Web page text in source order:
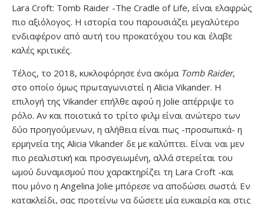
Lara Croft: Tomb Raider -The Cradle of Life, είναι ελαφρώς
πιο αξιόλογος. Η ιστορία του παρουσιάζει μεγαλύτερο
ενδιαφέρον από αυτή του προκατόχου του και έλαβε
καλές κριτικές.
Τέλος, το 2018, κυκλοφόρησε ένα ακόμα Tomb Raider,
στο οποίο όμως πρωταγωνιστεί η Alicia Vikander. Η
επιλογή της Vikander επήλθε αφού η Jolie απέρριψε το
ρόλο. Αν και ποιοτικά το τρίτο φιλμ είναι ανώτερο των
δύο προηγούμενων, η αλήθεια είναι πως -προσωπικά- η
ερμηνεία της Alicia Vikander δε με καλύπτει. Είναι ναι μεν
πιο ρεαλιστική και προσγειωμένη, αλλά στερείται του
ωμού δυναμισμού που χαρακτηρίζει τη Lara Croft -και
που μόνο η Angelina Jolie μπόρεσε να αποδώσει σωστά. Εν
κατακλείδι, σας προτείνω να δώσετε μία ευκαιρία και στις